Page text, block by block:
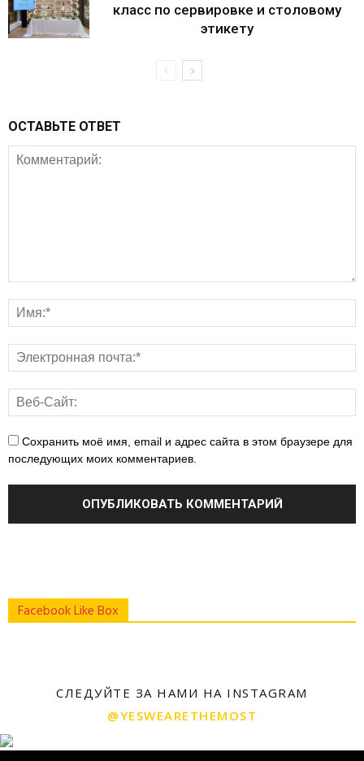
класс по сервировке и столовому
этикету
ОСТАВЬТЕ ОТВЕТ
Сохранить моё имя, email и адрес сайта в этом браузере для
последующих моих комментариев.
Facebook Like Box
СЛЕДУЙТЕ ЗА НАМИ НА INSTAGRAM
@YESWEARETHEMOST